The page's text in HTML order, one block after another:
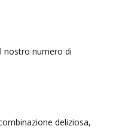
nostro numero di
deliziosa,